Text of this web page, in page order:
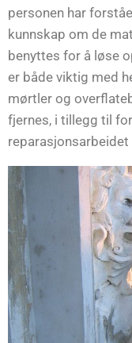
personen har
kunnskap om de
benyttes for å løse
er både viktig med
mørtler og
fjernes, i tillegg til
reparasjonsarbeidet